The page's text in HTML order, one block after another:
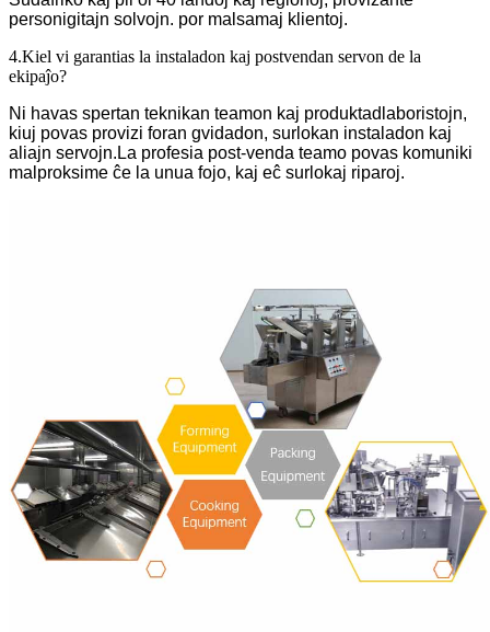
personigitajn solvojn. por malsamaj klientoj.
4.Kiel vi garantias la instaladon kaj postvendan servon de la
ekipaĵo?
Ni havas spertan teknikan teamon kaj produktadlaboristojn,
kiuj povas provizi foran gvidadon, surlokan instaladon kaj
aliajn servojn.La profesia post-venda teamo povas komuniki
malproksime ĉe la unua fojo, kaj eĉ surlokaj riparoj.